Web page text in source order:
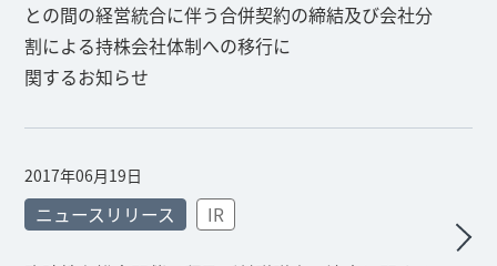
との間の経営統合に伴う合併契約の締結及び会社分
割による持株会社体制への移行に
関するお知らせ
2017年06月19日
ニュースリリース IR